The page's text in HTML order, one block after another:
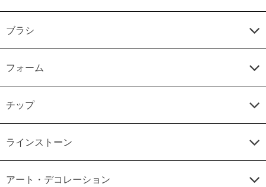
ブラシ
フォーム
チップ
ラインストーン
アート・デコレーション